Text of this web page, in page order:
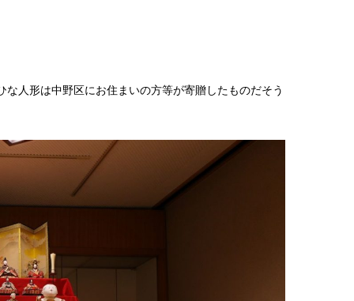
人形は中野区にお住まいの方等が寄贈したものだそう